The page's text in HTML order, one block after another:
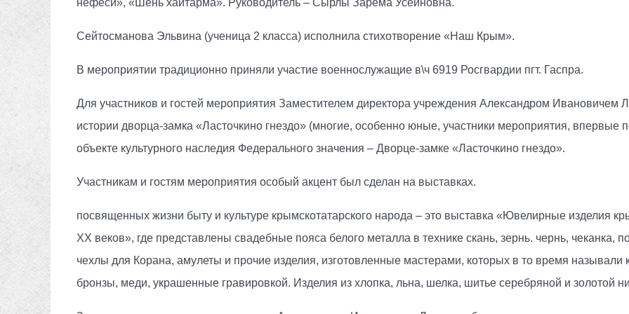
нефеси», «Шень хайтарма». Руководитель – Сырлы Зарема Усеиновна.
Сейтосманова Эльвина (ученица 2 класса) исполнила стихотворение «Наш Крым».
В мероприятии традиционно приняли участие военнослужащие в\ч 6919 Росгвардии пгт. Гаспра.
Для участников и гостей мероприятия Заместителем директора учреждения Александром Ивановичем
истории дворца-замка «Ласточкино гнездо» (многие, особенно юные, участники мероприятия,
объекте культурного наследия Федерального значения – Дворце-замке «Ласточкино гнездо».
Участникам и гостям мероприятия особый акцент был сделан на выставках.
посвященных жизни быту и культуре крымскотатарского народа – это выставка «Ювелирные изделия
XX веков», где представлены свадебные пояса белого металла в технике скань, зернь. чернь, чеканка,
чехлы для Корана, амулеты и прочие изделия, изготовленные мастерами, которых в то время
бронзы, меди, украшенные гравировкой. Изделия из хлопка, льна, шелка, шитье серебряной и золотой